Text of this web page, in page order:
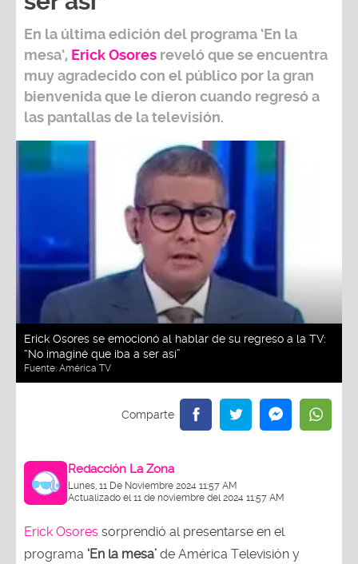
En la última edición del programa ‘En la
mesa’, Erick Osores reveló que se encuentra
muy agradecido con el público por la gran
bienvenida que le dieron cuando regresó a
las pantallas de la televisión.
Erick Osores se emocionó al hablar de su regreso a la TV:
“No imaginé que iba a ser así”
Fuente: América TV
Redacción La Zona
Lunes, 11 De Noviembre 2024 11:57 AM
Actualizado el 11 de noviembre del 2024 11:57 AM
Erick Osores sorprendió al presentarse en el
programa ‘En la mesa’ de América Televisión y